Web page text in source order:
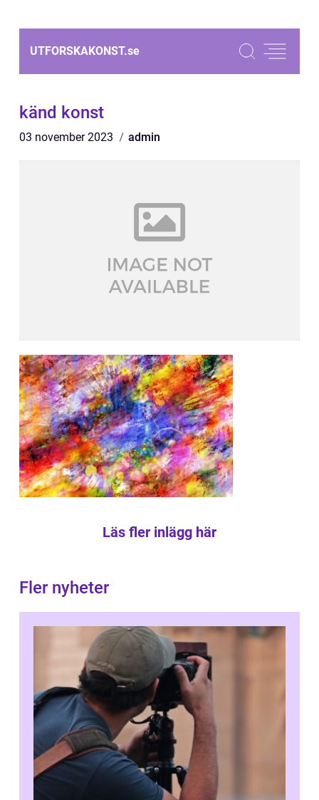
UTFORSKAKONST.se
känd konst
03 november 2023 admin
Läs fler inlägg här
Fler nyheter